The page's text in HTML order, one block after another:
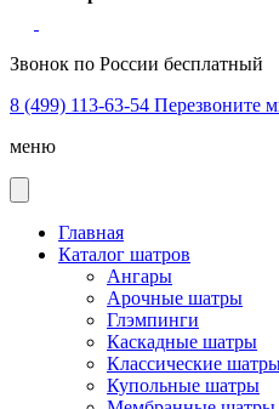
Звонок по России бесплатный
8 (499) 113-63-54 Перезвоните
меню
Главная
Каталог шатров
Ангары
Арочные шатры
Глэмпинги
Каскадные шатры
Классические
Купольные шатры